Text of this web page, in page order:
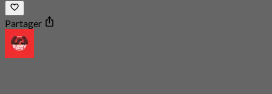
Partager